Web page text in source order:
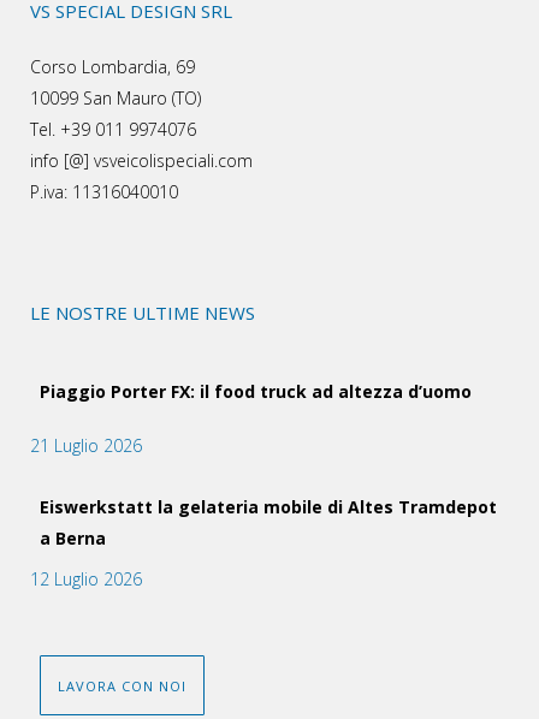
VS SPECIAL DESIGN SRL
Corso Lombardia, 69
10099 San Mauro (TO)
Tel. +39 011 9974076
info [@] vsveicolispeciali.com
P.iva: 11316040010
LE NOSTRE ULTIME NEWS
Piaggio Porter FX: il food truck ad altezza d’uomo
21 Luglio 2026
Eiswerkstatt la gelateria mobile di Altes Tramdepot
a Berna
12 Luglio 2026
LAVORA CON NOI